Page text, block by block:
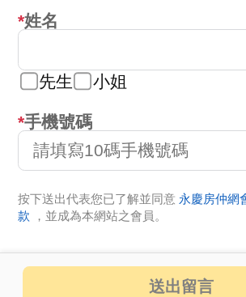
姓名
先生 小姐
手機號碼
按下送出代表您已了解並同意 永慶房仲網
款
，並成為本網站之會員。
送出留言